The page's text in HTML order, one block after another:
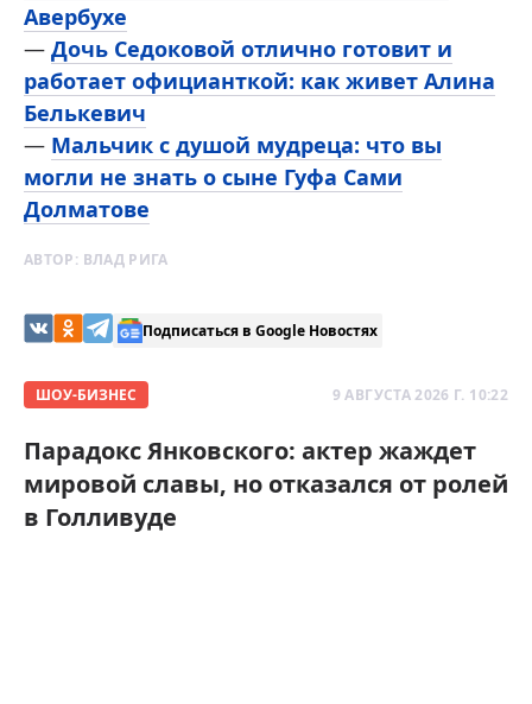
Авербухе
— Дочь Седоковой отлично готовит и
работает официанткой: как живет Алина
Белькевич
— Мальчик с душой мудреца: что вы
могли не знать о сыне Гуфа Сами
Долматове
АВТОР: ВЛАД РИГА
Подписаться в Google Новостях
ШОУ-БИЗНЕС 9 АВГУСТА 2026 Г. 10:22
Парадокс Янковского: актер жаждет
мировой славы, но отказался от ролей
в Голливуде